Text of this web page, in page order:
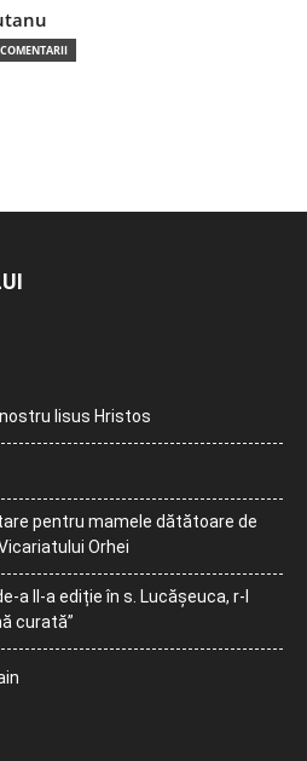
Iisus Hristos
pentru mamele dătătoare de
Orhei
a II-a ediție în s. Lucășeuca, r-l
curată”